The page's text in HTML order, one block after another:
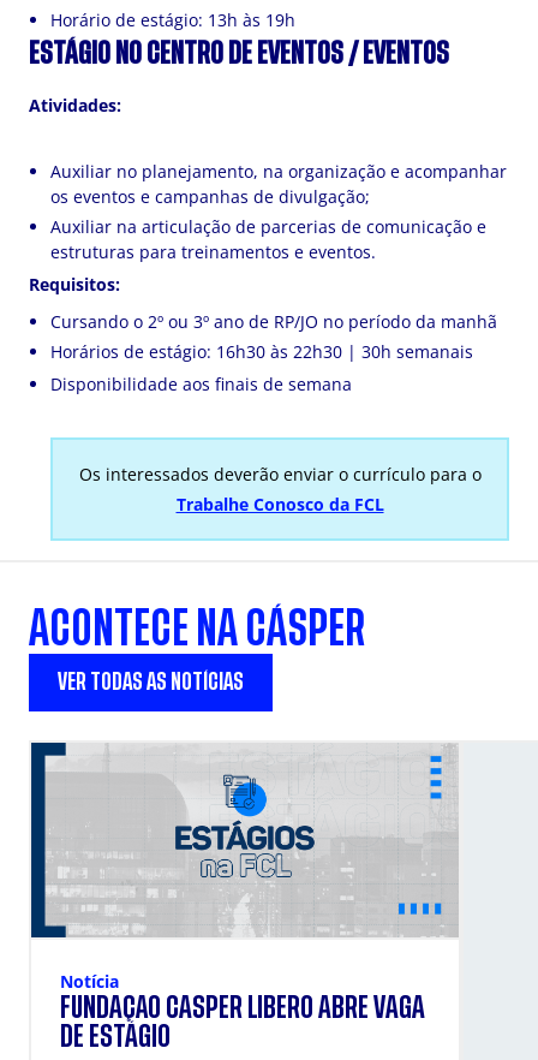
Horário de estágio: 13h às 19h
ESTÁGIO NO CENTRO DE EVENTOS / EVENTOS
Atividades:
Auxiliar no planejamento, na organização e acompanhar
os eventos e campanhas de divulgação;
Auxiliar na articulação de parcerias de comunicação e
estruturas para treinamentos e eventos.
Requisitos:
Cursando o 2º ou 3º ano de RP/JO no período da manhã
Horários de estágio: 16h30 às 22h30 | 30h semanais
Disponibilidade aos finais de semana
Os interessados deverão enviar o currículo para o
Trabalhe Conosco da FCL
ACONTECE NA CÁSPER
VER TODAS AS NOTÍCIAS
Notícia
FUNDAÇÃO CÁSPER LÍBERO ABRE VAGA
DE ESTÁGIO